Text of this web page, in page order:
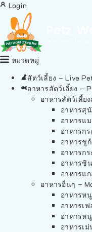
Login
หมวดหมู่
สัตว์เลี้ยง – Live
อาหารสัตว์เลี้ยง –
อาหารสัตว์เลี้ย
อาหารสุ
อาหารแ
อาหารก
อาหารชู
อาหารก
อาหารชิ
อาหารแ
อาหารอื่นๆ –
อาหารห
อาหารเฟ
อาหารห
อาหารเ